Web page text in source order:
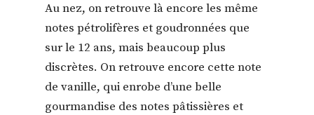
Au nez, on retrouve là encore les même
notes pétrolifères et goudronnées que
sur le 12 ans, mais beaucoup plus
discrètes. On retrouve encore cette note
de vanille, qui enrobe d’une belle
gourmandise des notes pâtissières et